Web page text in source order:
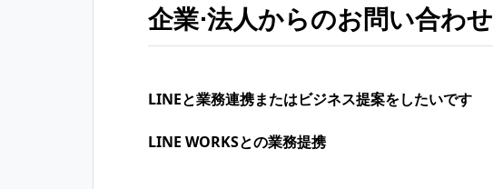
企業⋅法人からのお問い合わせ
LINEと業務連携またはビジネス提案をしたいです
LINE WORKSとの業務提携